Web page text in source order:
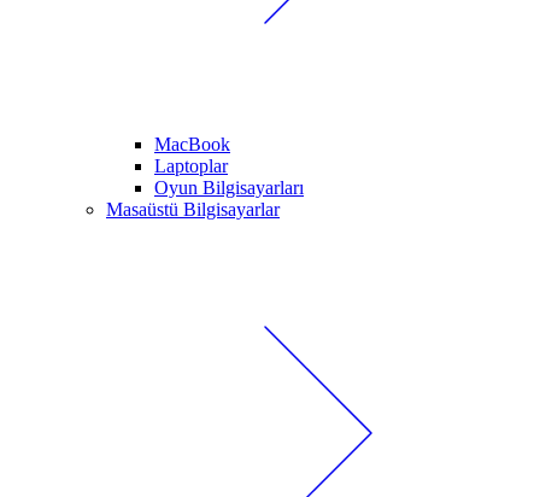
MacBook
Laptoplar
Oyun Bilgisayarları
Masaüstü Bilgisayarlar